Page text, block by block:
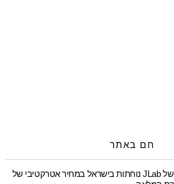
חם באתר
אוזניות הגיימינג Nightfall של JLab נוחתות בישראל במחיר אטרקטיבי של